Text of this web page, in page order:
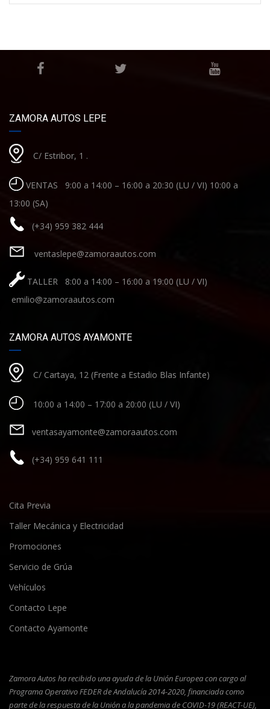
ZAMORA AUTOS LEPE
C/ Estribor, 1 .
VENTAS 9:00 a 14:00 – 16:00 a 20:30 (LU / VI) 10:00 a
13:00 (SA)
(+34) 959 382 444
ventaslepe@zamoraautos.com
TALLER 8:00 a 14:00 – 16:00 a 19:00 (LU / VI)
emilio@zamoraautos.com
ZAMORA AUTOS AYAMONTE
C/ Cartaya, 12 (Frente a Estadio Blas Infante)
10:00 a 14:00 – 17:00 a 20:00 (LU / VI)
ventasayamonte@zamoraautos.com
(+34) 959 641 111
Cita Previa
Taller Mecánica y Electricidad
Promociones
Servicio de Grúa
Vehículos
Contacto Lepe
Contacto Ayamonte
Zamora Autos ha recibido una ayuda de la Unión Europea con cargo al
Programa Operativo FEDER de Andalucía 2014-2020, financiada como
parte de la respuesta de la Unión a la pandemia de COVID-19 (REACT-UE),